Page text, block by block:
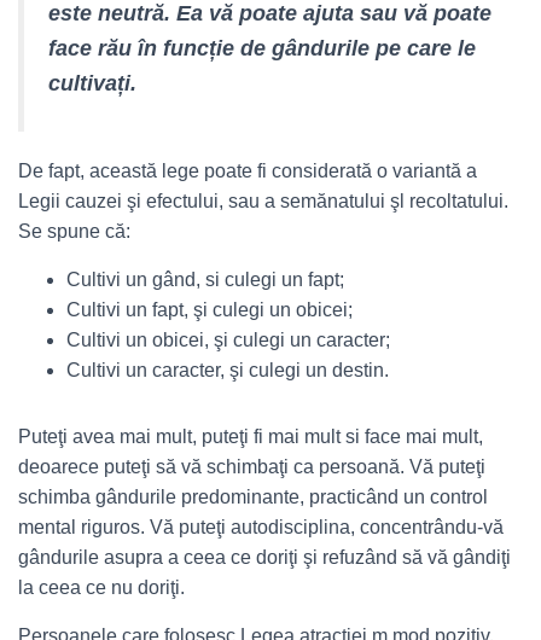
este neutră. Ea vă poate ajuta sau vă poate
face rău în funcție de gândurile pe care le
cultivați.
De fapt, această lege poate fi considerată o variantă a
Legii cauzei şi efectului, sau a semănatului şl recoltatului.
Se spune că:
Cultivi un gând, si culegi un fapt;
Cultivi un fapt, şi culegi un obicei;
Cultivi un obicei, şi culegi un caracter;
Cultivi un caracter, şi culegi un destin.
Puteţi avea mai mult, puteţi fi mai mult si face mai mult,
deoarece puteţi să vă schimbaţi ca persoană. Vă puteţi
schimba gândurile predominante, practicând un control
mental riguros. Vă puteţi autodisciplina, concentrându-vă
gândurile asupra a ceea ce doriţi şi refuzând să vă gândiţi
la ceea ce nu doriţi.
Persoanele care folosesc Legea atracţiei m mod pozitiv,